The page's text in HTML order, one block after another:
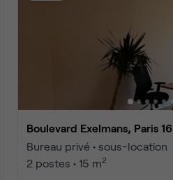
Boulevard Exelmans, Paris 16
Bureau privé • sous-location
2 postes • 15 m2